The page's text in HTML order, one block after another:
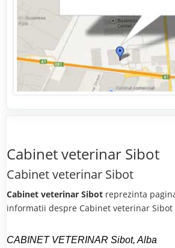
Cabinet veterinar Sibot
Cabinet veterinar Sibot
Cabinet veterinar Sibot reprezinta
informatii despre Cabinet veterinar Sibot
CABINET VETERINAR Sibot, Alba